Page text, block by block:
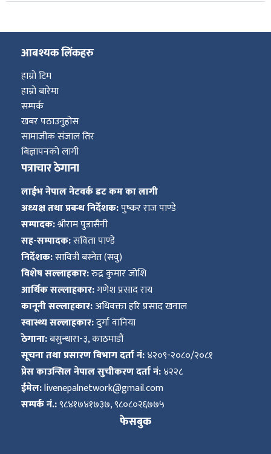
आबश्यक लिंकहरु
हाम्रो टिम
हाम्रो बारेमा
सम्पर्क
खबर पठाउनुहोस
सामाजीक संजाल तिर
बिज्ञापनको लागी
पत्राचार ठेगाना
लाईभ नेपाल नेटवर्क डट कम का लागी
अध्यक्ष तथा प्रबन्ध निर्देशक:पुष्कर राज पाण्डे
सम्पादक:श्रीराम पुडासैनी
सह-सम्पादक:सविता पाण्डे
निर्देशक:सावित्री बस्नेत (सवु)
विशेष सल्लाहकार:रुद्र कुमार जोशि
आर्थिक सल्लाहकार:गणेश प्रसाद राय
कानूनी सल्लाहकार:अधिवक्ता हरि प्रसाद खनाल
स्वास्थ्य सल्लाहकार:दुर्गा वानिया
ठेगाना:बसुन्धारा-३, काठमाडौं
सूचना तथा प्रसारण बिभाग दर्ता नं:४२०९-२०८०/२०८१
प्रेस काउन्सिल नेपाल सुचीकरण दर्ता नं:४२२८
ईमेल:livenepalnetwork@gmail.com
सम्पर्क नं.:९८४१७४१७३७, ९८०८०२६७७५
फेसबुक